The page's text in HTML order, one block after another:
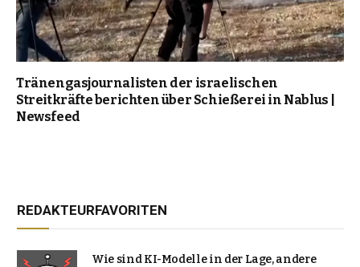
Tränengasjournalisten der israelischen
Streitkräfte berichten über Schießerei in Nablus |
Newsfeed
REDAKTEURFAVORITEN
Wie sind KI-Modelle in der Lage, andere